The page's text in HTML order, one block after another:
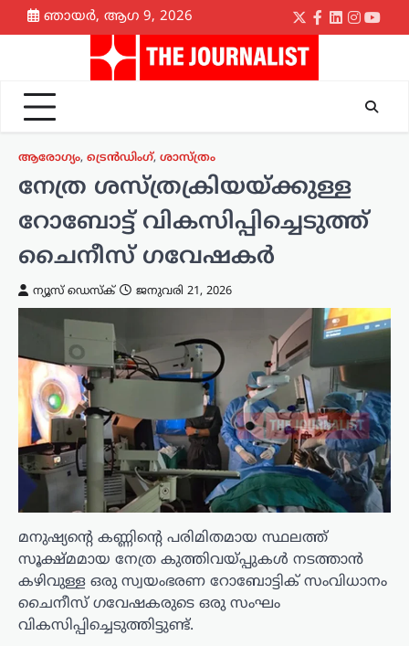
Skip
to
ഞായർ, ആഗ 9, 2026
Twitter
Facebook
LinkedIn
ആരോഗ്യം, ട്രെൻഡിംഗ്, ശാസ്ത്രം
നേത്ര ശസ്ത്രക്രിയയ്ക്കുള്ള
റോബോട്ട് വികസിപ്പിച്ചെടുത്ത്
ചൈനീസ് ഗവേഷകർ
ന്യൂസ് ഡെസ്ക് ജനുവരി 21, 2026
മനുഷ്യന്റെ കണ്ണിന്റെ പരിമിതമായ സ്ഥലത്ത്
സൂക്ഷ്മമായ നേത്ര കുത്തിവയ്പ്പുകൾ നടത്താൻ
കഴിവുള്ള ഒരു സ്വയംഭരണ റോബോട്ടിക് സംവിധാനം
ചൈനീസ് ഗവേഷകരുടെ ഒരു സംഘം
വികസിപ്പിച്ചെടുത്തിട്ടുണ്ട്.